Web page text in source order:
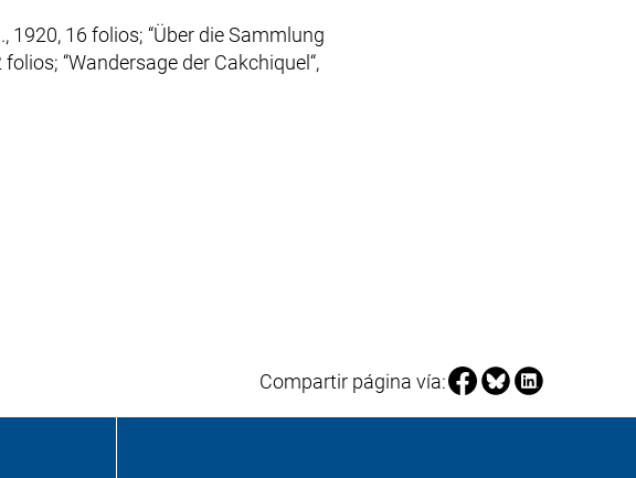
1920, 16 folios; “Über die Sammlung
“Wandersage der Cakchiquel“,
Compartir página vía:Compartir página en
Compartir página
Compartir